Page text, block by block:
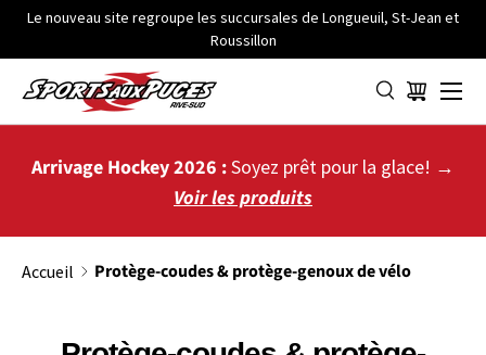
ALLER AU CONTENU
Le nouveau site regroupe les succursales de Longueuil, St-Jean et
Roussillon
Panier
Menu
Arrivage Hockey 2026 :Soyez prêt pour la glace! →
Voir les produits
Accueil Protège-coudes & protège-genoux de vélo